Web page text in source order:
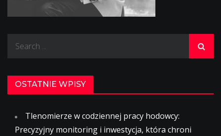
Search
OSTATNIE WPISY
Tlenomierze w codziennej pracy hodowcy:
Precyzyjny monitoring i inwestycja, która chroni